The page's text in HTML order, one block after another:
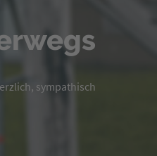
sympathisch